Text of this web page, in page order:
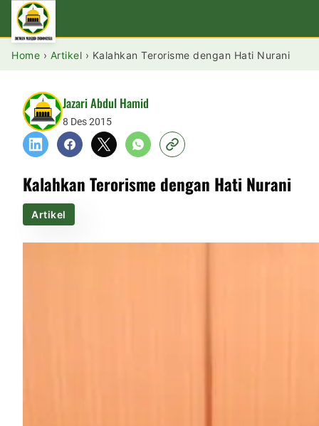
Home › Artikel › Kalahkan Terorisme dengan Hati Nurani
Jazari Abdul Hamid
8 Des 2015
Kalahkan Terorisme dengan Hati Nurani
Artikel